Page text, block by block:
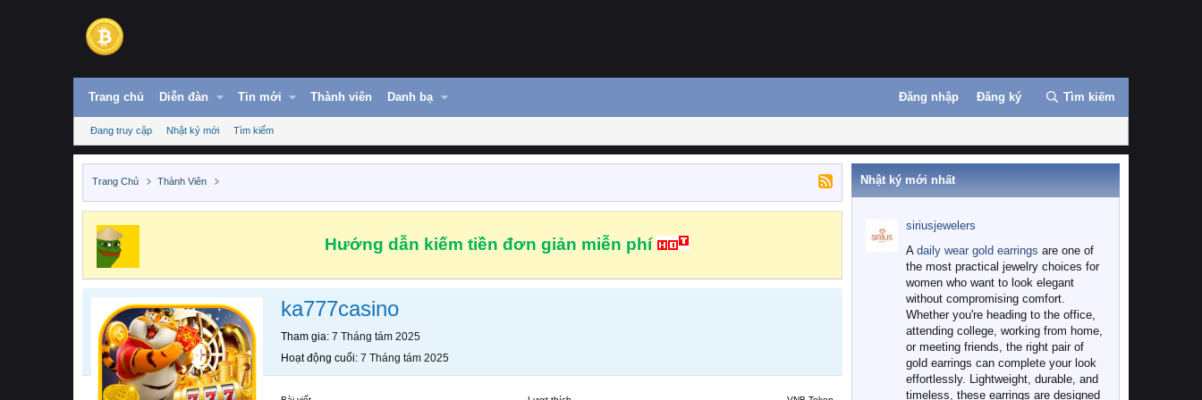
Trang chủ Diễn đàn Tin mới Thành viên Danh bạ Đăng nhập Đăng ký Tìm kiếm
Đang truy cập Nhật ký mới Tìm kiếm
Trang Chủ Thành Viên
Hướng dẫn kiếm tiền đơn giản miễn phí
ka777casino
Tham gia 7 Tháng tám 2025
Hoạt động cuối 7 Tháng tám 2025
Nhật ký mới nhất
siriusjewelers
A daily wear gold earrings are one of
the most practical jewelry choices for
women who want to look elegant
without compromising comfort.
Whether you're heading to the office,
attending college, working from home,
or meeting friends, the right pair of
gold earrings can complete your look
effortlessly. Lightweight, durable, and
timeless, these earrings are designed